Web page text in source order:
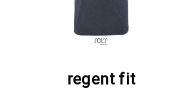
regent fit